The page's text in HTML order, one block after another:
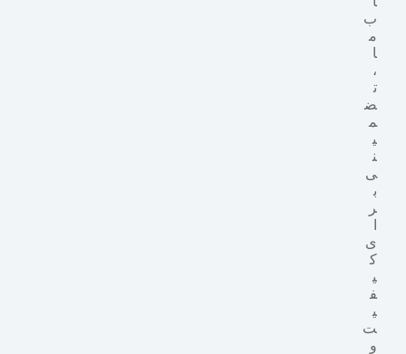
ب
م
ا
،
ت
ض
م
ی
ن
ی
ب
ر
ی
ک
ی
ف
ی
ت
و